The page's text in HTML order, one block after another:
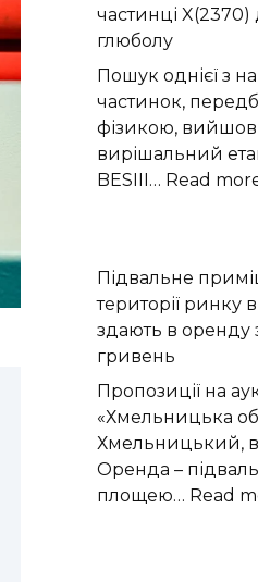
частинці
глюболу
Пошук однієї з
частинок,
фізикою,
вирішальний
BESIII… Read
Підвальне
території
здають в оренду
гривень
Пропозиції на
«Хмельницька
Хмельницький,
Оренда –
площею… Read